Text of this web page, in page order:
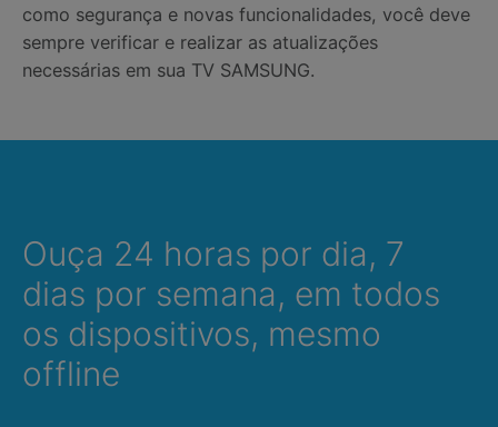
como segurança e novas funcionalidades, você deve
sempre verificar e realizar as atualizações
necessárias em sua TV SAMSUNG.
Ouça 24 horas por dia, 7
dias por semana, em todos
os dispositivos, mesmo
offline